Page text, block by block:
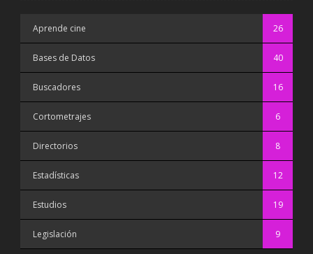
Aprende cine 26
Bases de Datos 40
Buscadores 16
Cortometrajes 6
Directorios 8
Estadísticas 12
Estudios 19
Legislación 9